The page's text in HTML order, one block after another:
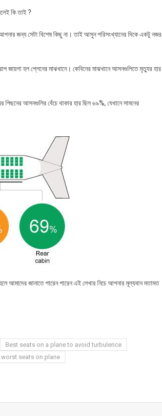
কি তাই ?
জন্য সেটা বিশেষ কিছু না। তাই আসুন পরিসংখ্যানের দিকে একটু নজর
জায়গা হল প্লেনের মাঝখানে। কেবিনের মাঝখানে আসনগুলিতে মৃত্যুর হার
পিছনের আসনগুলির বেঁচে থাকার হার ছিল ৬৯%, যেখানে সামনের
আমাদের জানাতে পারেন পারেন এই লেখার নিচে আপনার মূল্যবান মতামত
Best seats on a plane to avoid turbulence
worst seats on plane